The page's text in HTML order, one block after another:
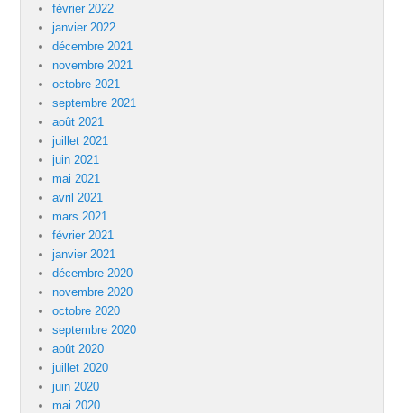
février 2022
janvier 2022
décembre 2021
novembre 2021
octobre 2021
septembre 2021
août 2021
juillet 2021
juin 2021
mai 2021
avril 2021
mars 2021
février 2021
janvier 2021
décembre 2020
novembre 2020
octobre 2020
septembre 2020
août 2020
juillet 2020
juin 2020
mai 2020